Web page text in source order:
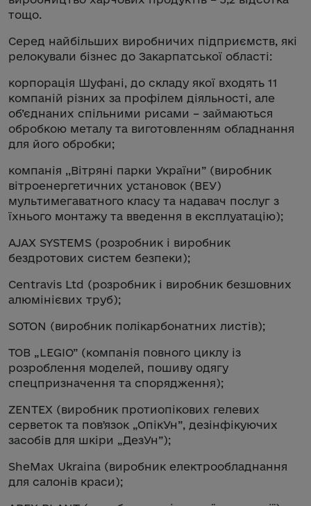
тощо.
Серед найбільших виробничих підприємств, які
релокували бізнес до Закарпатської області:
корпорація Шуфані, до складу якої входять 11
компаній різних за профілем діяльності, але
об’єднаних спільними рисами – займаються
обробкою металу та виготовленням обладнання
для його обробки;
компанія ,,Вітряні парки України” (виробник
вітроенергетичних установок (ВЕУ)
мультимегаватного класу та надавач послуг з
їхнього монтажу та введення в експлуатацію);
AJAX SYSTEMS (розробник і виробник
бездротових систем безпеки);
Centravis Ltd (розробник і виробник безшовних
алюмінієвих труб);
SOTON (виробник полікарбонатних листів);
ТОВ „LEGIO” (компанія повного циклу із
розроблення моделей, пошиву одягу
спецпризначення та спорядження);
ZENTEX (виробник протиопікових гелевих
серветок та повʼязок „ОпікУн”, дезінфікуючих
засобів для шкіри „ДезУн”);
SheMax Ukraina (виробник електрообладнання
для салонів краси);